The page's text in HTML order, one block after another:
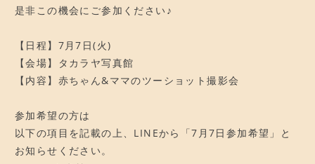
是非この機会にご参加ください♪
【日程】7月7日(火)
【会場】タカラヤ写真館
【内容】赤ちゃん&ママのツーショット撮影会
参加希望の方は
以下の項目を記載の上、LINEから「7月7日参加希望」と
お知らせください。